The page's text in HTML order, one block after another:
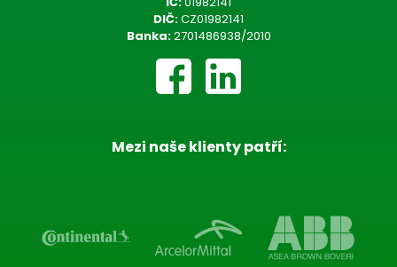
DIČ:CZ01982141
Banka:2701486938/2010
Mezi naše klienty patří: